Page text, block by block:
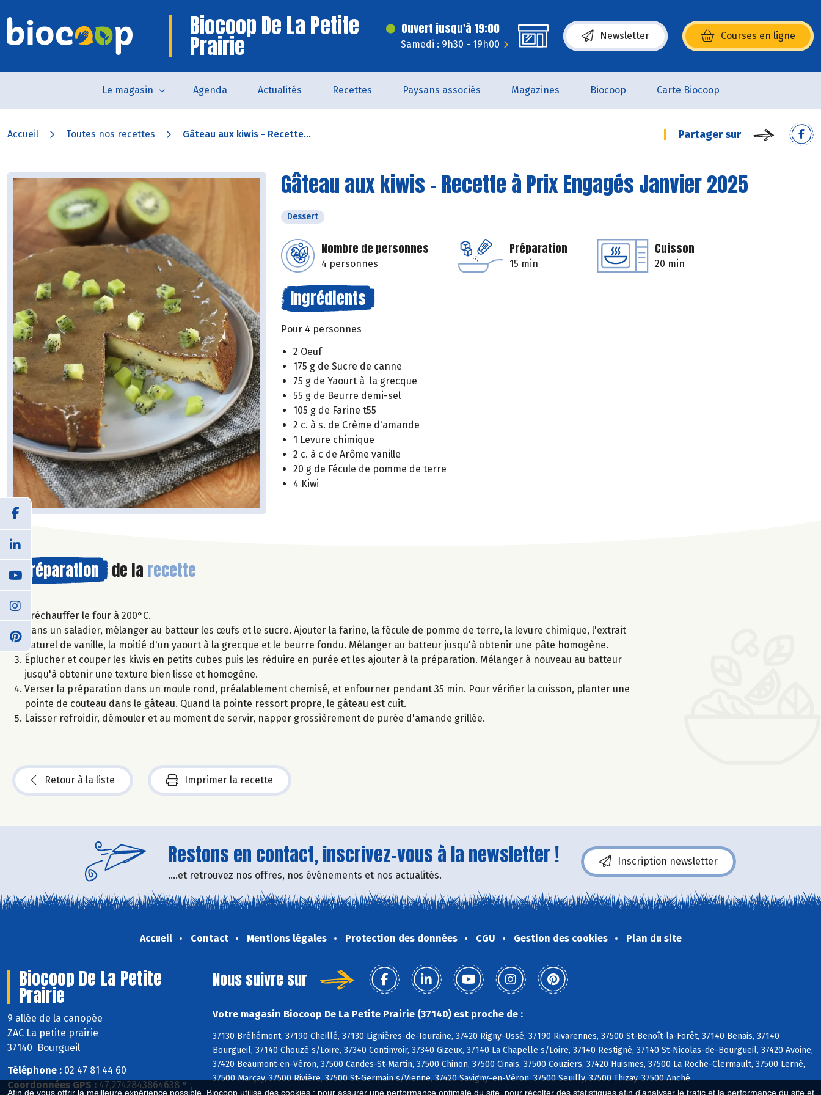
Afin de vous offrir la meilleure expérience possible, Biocoop utilise des cookies : pour assurer une performance optimale du site, pour récolter des statistiques afin d'analyser le trafic et la performance du site et
Biocoop De La Petite
Prairie
Ouvert jusqu'à 19:00
Samedi : 9h30 - 19h00
Newsletter Courses en ligne
(s’ouvre dans une nouvelle fenêtre)
Le magasin Agenda Actualités Recettes Paysans associés Magazines Biocoop Carte Biocoop
Accueil Toutes nos recettes Gâteau aux kiwis - Recette... Partager sur
Gâteau aux kiwis - Recette à Prix Engagés Janvier 2025
Dessert
Nombre de personnes
4 personnes
Préparation
15 min
Cuisson
20 min
Ingrédients
Pour 4 personnes
2 Oeuf
175 g de Sucre de canne
75 g de Yaourt à la grecque
55 g de Beurre demi-sel
105 g de Farine t55
2 c. à s. de Crème d'amande
1 Levure chimique
2 c. à c de Arôme vanille
20 g de Fécule de pomme de terre
4 Kiwi
Préparation de la recette
Préchauffer le four à 200°C.
Dans un saladier, mélanger au batteur les œufs et le sucre. Ajouter la farine, la fécule de pomme de terre, la levure chimique, l'extrait
naturel de vanille, la moitié d'un yaourt à la grecque et le beurre fondu. Mélanger au batteur jusqu'à obtenir une pâte homogène.
Éplucher et couper les kiwis en petits cubes puis les réduire en purée et les ajouter à la préparation. Mélanger à nouveau au batteur
jusqu'à obtenir une texture bien lisse et homogène.
Verser la préparation dans un moule rond, préalablement chemisé, et enfourner pendant 35 min. Pour vérifier la cuisson, planter une
pointe de couteau dans le gâteau. Quand la pointe ressort propre, le gâteau est cuit.
Laisser refroidir, démouler et au moment de servir, napper grossièrement de purée d'amande grillée.
Retour à la liste Imprimer la recette
Restons en contact, inscrivez-vous à la newsletter !
....et retrouvez nos offres, nos événements et nos actualités.
Inscription newsletter
Accueil Contact Mentions légales Protection des données CGU Gestion des cookies Plan du site
Biocoop De La Petite
Prairie
9 allée de la canopée
ZAC La petite prairie
37140 Bourgueil
Téléphone : 02 47 81 44 60
Coordonnées GPS : 47,2742843864638 ° ,
Nous suivre sur
Votre magasin Biocoop De La Petite Prairie (37140) est proche de :
37130 Bréhémont, 37190 Cheillé, 37130 Lignières-de-Touraine, 37420 Rigny-Ussé, 37190 Rivarennes, 37500 St-Benoît-la-Forêt, 37140 Benais, 37140
Bourgueil, 37140 Chouzé s/Loire, 37340 Continvoir, 37340 Gizeux, 37140 La Chapelle s/Loire, 37140 Restigné, 37140 St-Nicolas-de-Bourgueil, 37420 Avoine,
37420 Beaumont-en-Véron, 37500 Candes-St-Martin, 37500 Chinon, 37500 Cinais, 37500 Couziers, 37420 Huismes, 37500 La Roche-Clermault, 37500 Lerné,
37500 Marçay, 37500 Rivière, 37500 St-Germain s/Vienne, 37420 Savigny-en-Véron, 37500 Seuilly, 37500 Thizay, 37500 Anché